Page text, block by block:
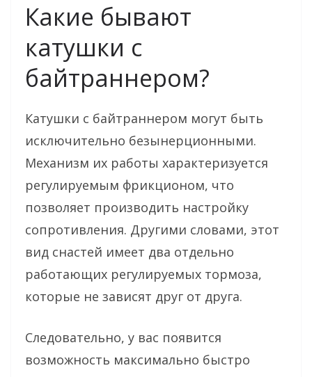
Какие бывают
катушки с
байтраннером?
Катушки с байтраннером могут быть
исключительно безынерционными.
Механизм их работы характеризуется
регулируемым фрикционом, что
позволяет производить настройку
сопротивления. Другими словами, этот
вид снастей имеет два отдельно
работающих регулируемых тормоза,
которые не зависят друг от друга.
Следовательно, у вас появится
возможность максимально быстро